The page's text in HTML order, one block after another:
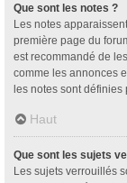
Que sont les notes ?
Les notes
première page du
est recommandé de
comme les annonces
les notes sont définies
Haut
Que sont les sujets
Les sujets verrouillés